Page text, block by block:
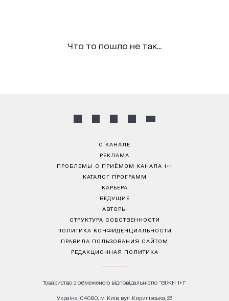
Что то пошло не так...
О КАНАЛЕ
РЕКЛАМА
ПРОБЛЕМЫ С ПРИЁМОМ КАНАЛА 1+1
КАТАЛОГ ПРОГРАММ
КАРЬЕРА
ВЕДУЩИЕ
АВТОРЫ
СТРУКТУРА СОБСТВЕННОСТИ
ПОЛИТИКА КОНФИДЕНЦИАЛЬНОСТИ
ПРАВИЛА ПОЛЬЗОВАНИЯ САЙТОМ
РЕДАКЦИОННАЯ ПОЛИТИКА
Товариство з обмеженою відповідальністю "ВІЖН 1+1"
Україна, 04080, м. Київ, вул. Кирилівська, 23